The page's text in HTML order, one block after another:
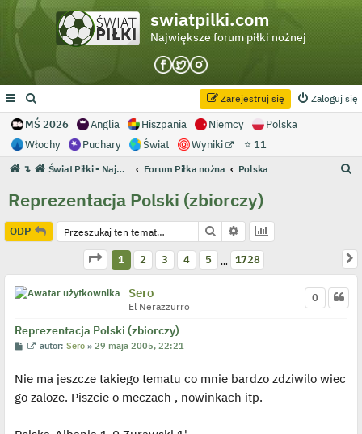
swiatpilki.com
Największe forum piłki nożnej
Zaloguj się
Zarejestruj się
MŚ 2026 Anglia Hiszpania Niemcy
Polska
Włochy
Puchary Świat Wyniki ⭐ 11
↴ Świat Piłki - Największe forum piłki nożnej Forum Piłka nożna Polska
j
Reprezentacja Polski (zbiorczy)
ODP Szukaj Wyszukiwanie
Strona 1 z 1728
1 2 3 4 5 … 1728
Sero
El Nerazzurro
Reprezentacja Polski (zbiorczy)
0
P
t
W
w
e
p
autor:Sero »29 maja 2005, 22:21
Nie ma jeszcze takiego tematu co mnie bardzo zdziwilo wiec
go zaloze. Piszcie o meczach , nowinkach itp.